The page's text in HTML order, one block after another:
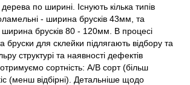
по ширині. Існують кілька типів
- ширина брусків 43мм, та
брусків 80 - 120мм. В процесі
бруски для склейки підлягають відбору та
структурі та наявності дефектів
сортність: А/B сорт (більш
(менш відбірні). Детальніше щодо